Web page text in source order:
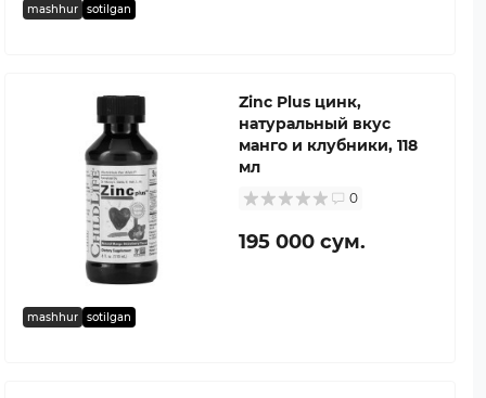
mashhur sotilgan
mashhur sotilgan
Zinc Plus цинк,
натуральный вкус
манго и клубники, 118
мл
0
195 000 сум.